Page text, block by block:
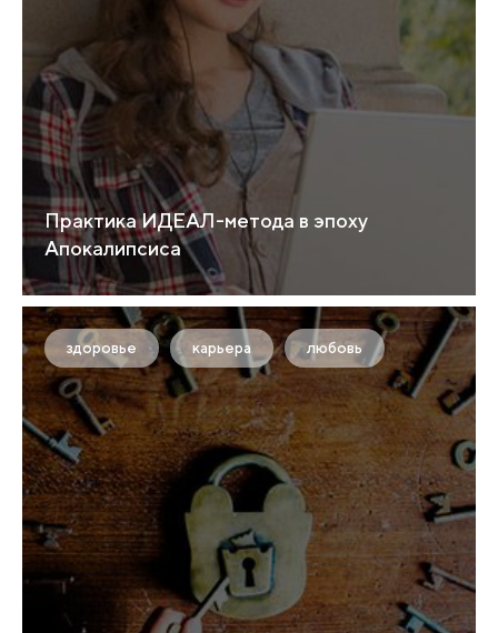
Практика ИДЕАЛ-метода в эпоху
Апокалипсиса
здоровье карьера любовь